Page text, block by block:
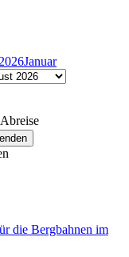
Januar
die Bergbahnen im